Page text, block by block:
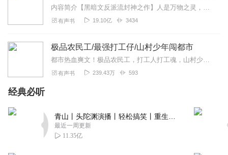
集感觉剧情也写的不错，继续追更。
2026-02-06
一抹晚夏伍
很精彩的小说，讲的挺全面的，特别是旁白的声音也很好听
2026-02-06
斤字斩妖精
这本小说把异能和逆袭玩出了新花样！主角用透视搞事业、
撩女神，从底层民工一路逆袭，剧情紧凑笑点密集，减肥解
酒、绝症克星的设定太绝，越看越上头，强烈推荐！
内容简介【黑暗文反派流封神之作】人是万物之灵，蛊是天地真精。一个穿越者不断重生的故事。一个养蛊、炼蛊、用蛊的奇特世界。配音组（男角色）老宝玉旁白...
有声书 19.10亿 3434
极品农民工/最强打工仔/山村少年闯都市
都市热血爽文！极品农民工，打工人打工魂，山村少年闯都市他从偏僻的小山村来到鹏城，原本是为了投奔自己在电子厂打工的相亲对象，却莫名其妙的，成为了千金大小姐，贵族名...
有声书 239.43万 593
经典必听
最近一周更新
11.35亿